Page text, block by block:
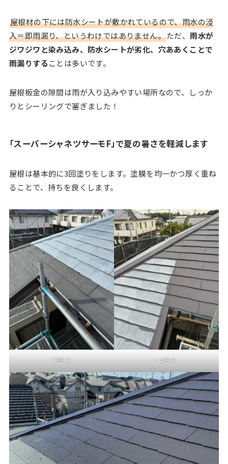
屋根材の下には防水シートが敷かれているので、雨水の浸
入＝即雨漏り、というわけではありません。ただ、雨水が
ジワジワと染み込み、防水シートが劣化、穴ああくことで
雨漏りすることは多いです。
屋根板金の隙間は雨が入り込みやすい場所なので、しっか
りとシーリングで塞ぎました！
「スーパーシャネツサーモF」で夏の暑さを軽減します
屋根は基本的に3回塗りをします。塗膜を均一かつ厚く重ね
ることで、持ちを良くします。
下塗り 中塗り